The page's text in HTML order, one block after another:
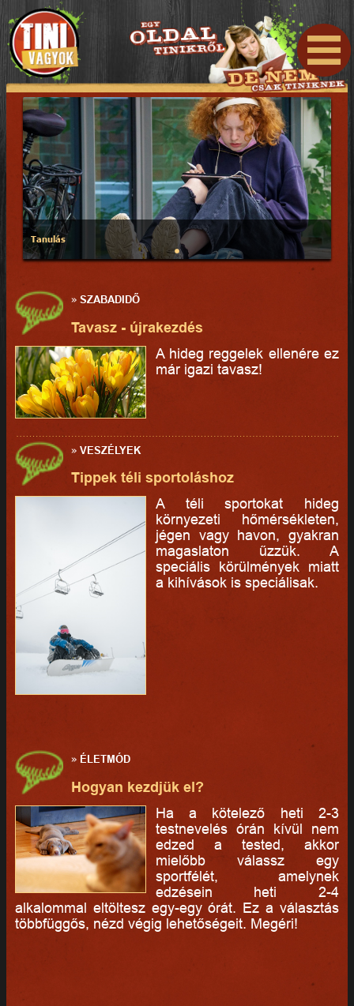
Tanulás
»SZABADIDŐ
Tavasz - újrakezdés
A hideg reggelek ellenére ez
már igazi tavasz!
»VESZÉLYEK
Tippek téli sportoláshoz
A téli sportokat hideg
környezeti hőmérsékleten,
jégen vagy havon, gyakran
magaslaton űzzük. A
speciális körülmények miatt
a kihívások is speciálisak.
» ÉLETMÓD
Hogyan kezdjük el?
Ha a kötelező heti 2-3
testnevelés órán kívül nem
edzed a tested, akkor
mielőbb válassz egy
sportfélét, amelynek
edzésein heti 2-4
alkalommal eltöltesz egy-egy órát. Ez a választás
többfüggős, nézd végig lehetőségeit. Megéri!